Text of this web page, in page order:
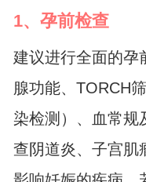
1、孕前检查
建议进行全面的孕
腺功能、TORCH
染检测）、血常规
查阴道炎、子宫肌